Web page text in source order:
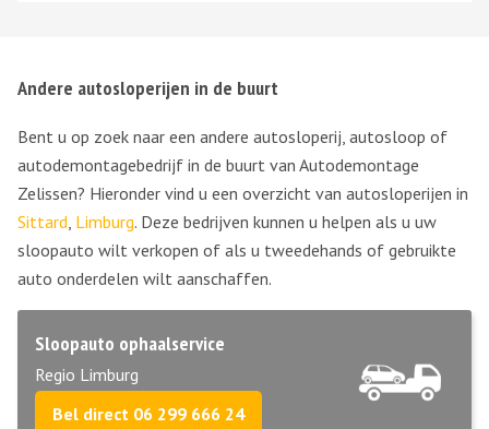
Andere autosloperijen in de buurt
Bent u op zoek naar een andere autosloperij, autosloop of
autodemontagebedrijf in de buurt van Autodemontage
Zelissen? Hieronder vind u een overzicht van autosloperijen in
Sittard, Limburg. Deze bedrijven kunnen u helpen als u uw
sloopauto wilt verkopen of als u tweedehands of gebruikte
auto onderdelen wilt aanschaffen.
Sloopauto ophaalservice
Regio Limburg
Bel direct 06 299 666 24